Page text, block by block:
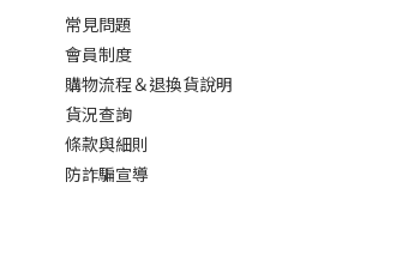
常見問題
會員制度
購物流程＆退換貨說明
貨況查詢
條款與細則
防詐騙宣導